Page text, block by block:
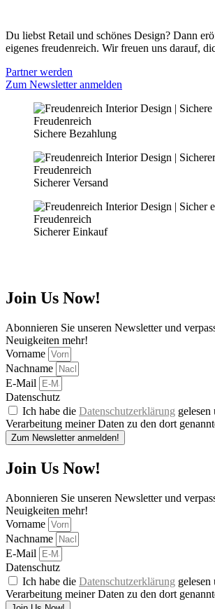
Du liebst Retail und schönes Design? Dann
eigenes freudenreich. Wir freuen uns darauf,
Partner werden
Zum Newsletter anmelden
Sichere Bezahlung
Sicherer Versand
Sicherer Einkauf
Join Us Now!
Abonnieren Sie unseren Newsletter und
Neuigkeiten mehr!
Vorname
Nachname
E-Mail
Datenschutz
Ich habe die Datenschutzerklärung gelesen
Verarbeitung meiner Daten zu den dort
Zum Newsletter anmelden!
Join Us Now!
Abonnieren Sie unseren Newsletter und
Neuigkeiten mehr!
Vorname
Nachname
E-Mail
Datenschutz
Ich habe die Datenschutzerklärung gelesen
Verarbeitung meiner Daten zu den dort